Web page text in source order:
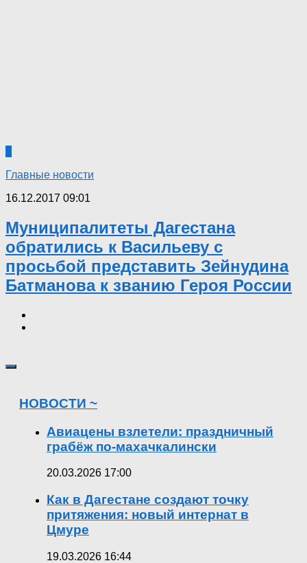
Главные новости
16.12.2017 09:01
Муниципалитеты Дагестана
обратились к Васильеву с
просьбой представить Зейнудина
Батманова к званию Героя России
НОВОСТИ ~
Авиацены взлетели: праздничный
грабёж по-махачкалински
20.03.2026 17:00
Как в Дагестане создают точку
притяжения: новый интернат в
Цмуре
19.03.2026 16:44